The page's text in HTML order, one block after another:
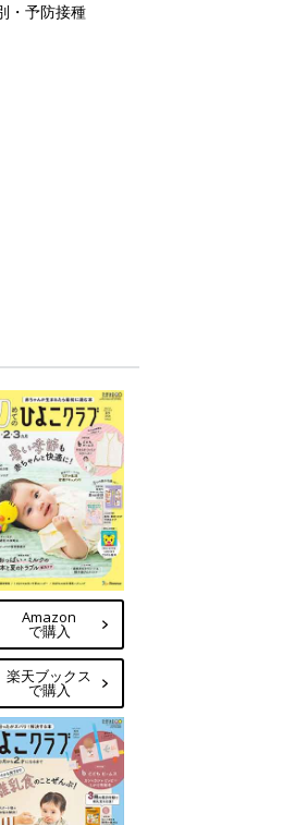
・予防接種
Amazon
で購入
楽天ブックス
で購入